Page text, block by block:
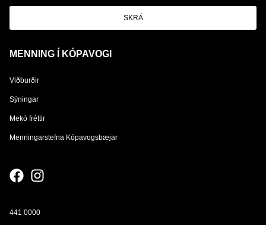
SKRÁ
MENNING Í KÓPAVOGI
Viðburðir
Sýningar
Mekó fréttir
Menningarstefna Kópavogsbæjar
441 0000